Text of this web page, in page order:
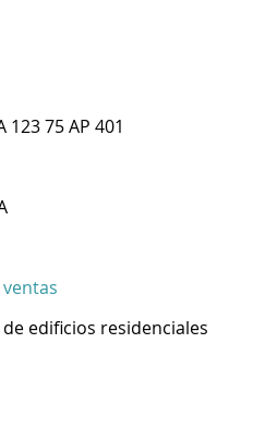
123 75 AP 401
edificios residenciales